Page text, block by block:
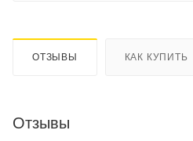
ОТЗЫВЫ КАК КУПИТЬ
Отзывы